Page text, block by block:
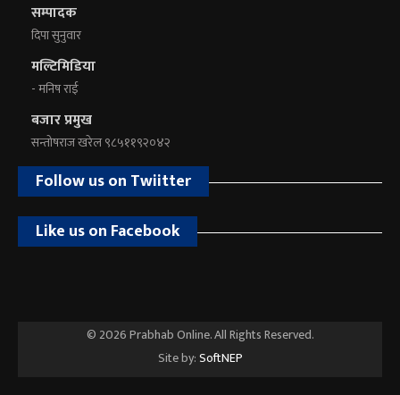
सम्पादक
दिपा सुनुवार
मल्टिमिडिया
- मनिष राई
बजार प्रमुख
सन्तोषराज खरेल ९८५११९२०४२
Follow us on Twiitter
Like us on Facebook
© 2026 Prabhab Online. All Rights Reserved.
Site by:SoftNEP